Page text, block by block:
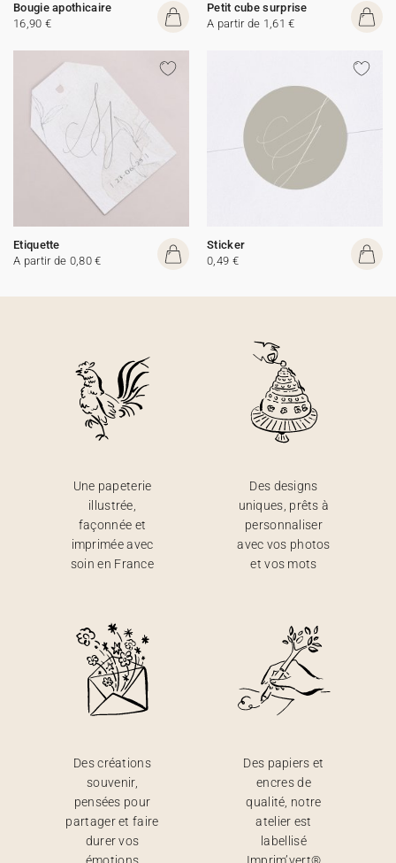
Bougie apothicaire
16,90 €
Petit cube surprise
A partir de 1,61 €
Etiquette
A partir de 0,80 €
Sticker
0,49 €
Une papeterie
illustrée,
façonnée et
imprimée avec
soin en France
Des designs
uniques, prêts à
personnaliser
avec vos photos
et vos mots
Des créations
souvenir,
pensées pour
partager et faire
durer vos
Des papiers et
encres de
qualité, notre
atelier est
labellisé